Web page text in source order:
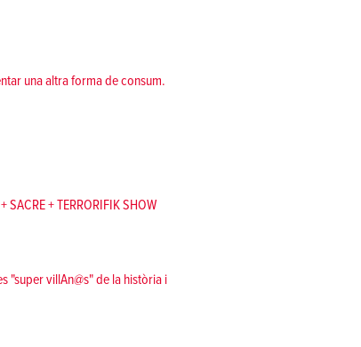
una altra forma de consum.
+ TERRORIFIK SHOW
"super villAn@s" de la història i